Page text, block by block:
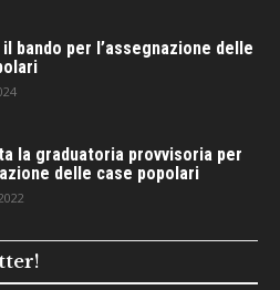
bando per l’assegnazione delle
la graduatoria provvisoria per
delle case popolari